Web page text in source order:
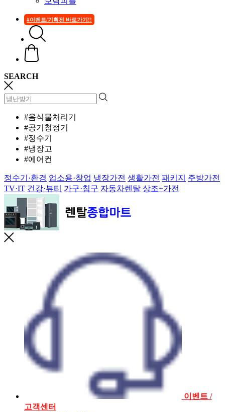
#이벤트/기획전 바로가기!!
SEARCH
#음식물처리기
#공기청정기
#정수기
#냉장고
#에어컨
정수기·환경 업소용·창업 냉장가전 생활가전 패키지
주방가전
TV·IT 건강·뷰티 가구·침구 자동차렌탈 상조+가전
이벤트 /
고객센터